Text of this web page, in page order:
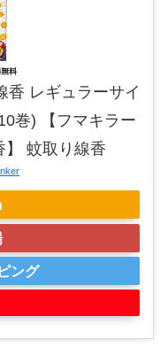
香 レギュラーサイ
巻) 【フマキラー
】 蚊取り線香
ング